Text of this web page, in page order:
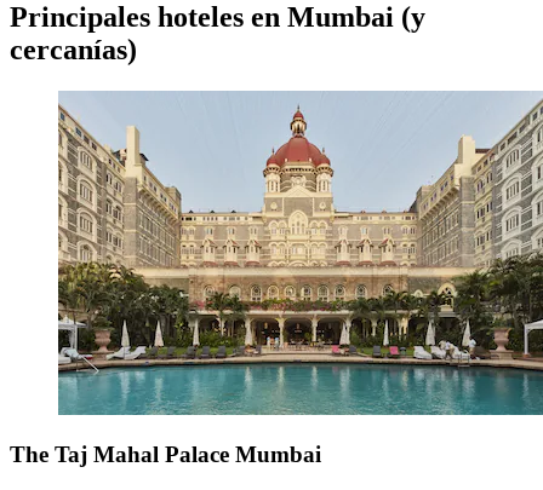
Principales hoteles en Mumbai (y
cercanías)
The Taj Mahal Palace Mumbai